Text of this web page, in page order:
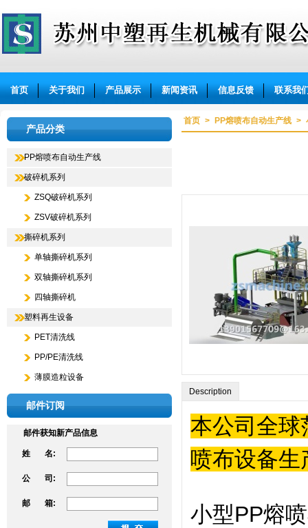
苏州中塑再生机械有限公司
首页 关于我们 产品展示 新闻资讯 信息反馈 联系我
产品分类
PP熔喷布自动生产线
破碎机系列
ZSQ破碎机系列
ZSV破碎机系列
撕碎机系列
单轴撕碎机系列
双轴撕碎机系列
四轴撕碎机
塑料再生设备
PET清洗线
PP/PE清洗线
薄膜造粒设备
邮件订阅
邮件获知新产品信息
姓 名:
公 司:
邮 箱:
首页 > PP熔喷布自动生产线 >
Description
本公司全球
喷布设备生
小型PP熔